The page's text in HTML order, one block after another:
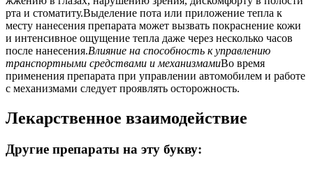
рта и стоматиту.Выделение пота или приложение тепла к
месту нанесения препарата может вызвать покраснение кожи
и интенсивное ощущение тепла даже через несколько часов
после нанесения.Влияние на способность к управлению
транспортными средствами и механизмамиВо время
применения препарата при управлении автомобилем и работе
с механизмами следует проявлять осторожность.
Лекарственное взаимодействие
Другие препараты на эту букву: